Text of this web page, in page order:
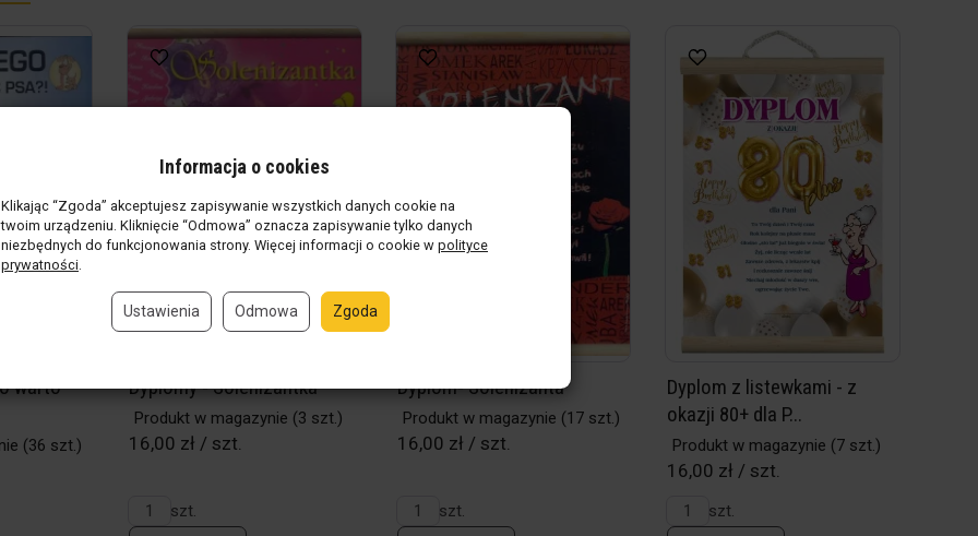
warto
(36 szt.)
Dyplomy - Solenizantka
Produkt w magazynie (3 szt.)
16,00 zł / szt.
szt.
Dyplom- Solenizanta
Produkt w magazynie (17 szt.)
16,00 zł / szt.
szt.
Dyplom z listewkami - z
okazji 80+ dla P...
Produkt w magazynie (7 szt.)
16,00 zł / szt.
szt.
Informacja o cookies
Klikając “Zgoda” akceptujesz zapisywanie wszystkich danych cookie na
twoim urządzeniu. Kliknięcie “Odmowa” oznacza zapisywanie tylko danych
niezbędnych do funkcjonowania strony. Więcej informacji o cookie w polityce
prywatności.
Ustawienia Odmowa Zgoda